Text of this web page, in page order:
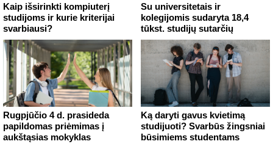
Kaip išsirinkti kompiuterį
studijoms ir kurie kriterijai
svarbiausi?
Su universitetais ir
kolegijomis sudaryta 18,4
tūkst. studijų sutarčių
Rugpjūčio 4 d. prasideda
papildomas priėmimas į
aukštąsias mokyklas
Ką daryti gavus kvietimą
studijuoti? Svarbūs žingsniai
būsimiems studentams